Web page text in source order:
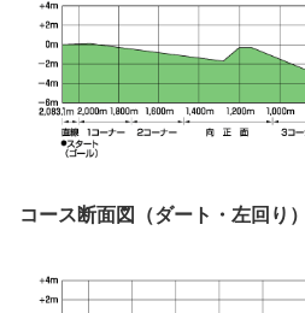
コース断面図（ダート・左回り）